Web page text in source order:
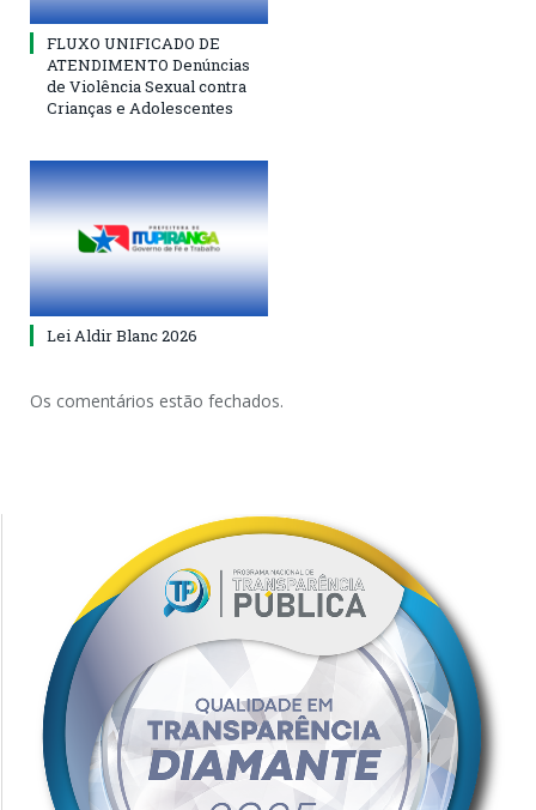
FLUXO UNIFICADO DE
ATENDIMENTO Denúncias
de Violência Sexual contra
Crianças e Adolescentes
Lei Aldir Blanc 2026
Os comentários estão fechados.